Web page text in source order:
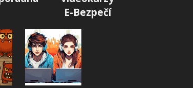
E-Bezpečí